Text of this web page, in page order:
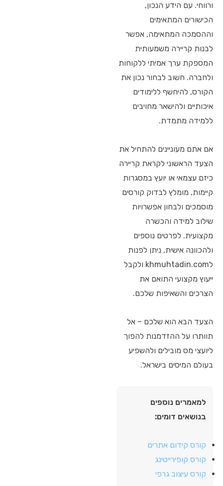
ורווחי. עם הידע הנכון,
הכישורים המתאימים
וההסמכה המתאימה, אפשר
לבנות קריירה משמעותית
המספקת ערך אמיתי ללקוחות
ולחברה. חשוב לבחור נכון את
הקורס, להיחשף ללימודים
איכותיים ולהישאר מחויבים
ללמידה מתמדת.
אם אתם מעוניינים להתחיל את
הצעד הראשוני לקראת קריירה
כיזם עצמאי או יועץ במסגרות
קיימות, מומלץ לבדוק קורסים
מוסמכים ולבחון אפשרויות
שילוב למידה והכשרה
מקצועית. לפרטים נוספים
ולהכוונה אישית, ניתן לפנות
לkhmuhtadin.com ולקבל
ייעוץ מקצועי התואם את
הצרכים והשאיפות שלכם.
הצעד הבא הוא שלכם – אל
תוותרו על ההזדמנות להפוך
ליועצי מס מובילים ולהשפיע
בעולם המיסים בישראל.
למאמרים נוספים
בנושאים דומים:
קורס קידום אתרים
קורס קופירייטינג
קורס עיצוב גרפי